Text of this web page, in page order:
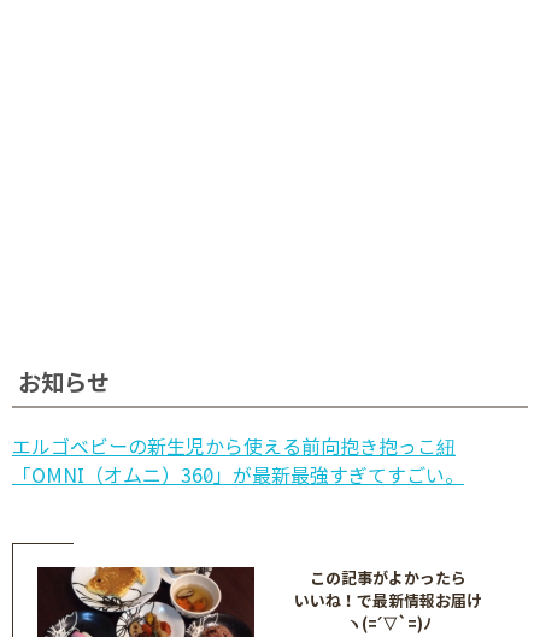
お知らせ
エルゴベビーの新生児から使える前向抱き抱っこ紐
「OMNI（オムニ）360」が最新最強すぎてすごい。
この記事がよかったら
いいね！で最新情報お届け
ヽ(=´▽`=)ﾉ